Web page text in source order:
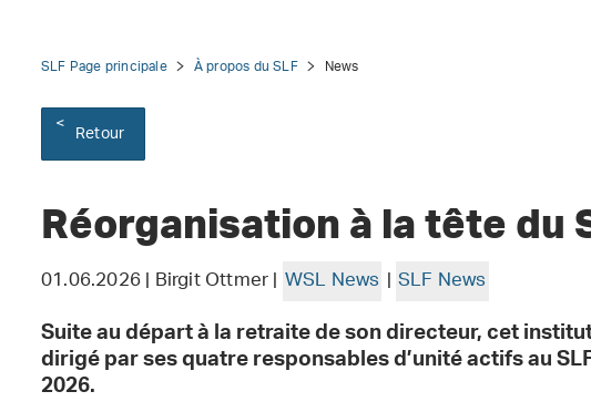
SLF Page principale À propos du SLF News
Retour
Réorganisation à la tête du
01.06.2026 | Birgit Ottmer | WSL News |SLF News
Suite au départ à la retraite de son directeur, cet
dirigé par ses quatre responsables d’unité actifs au
2026.